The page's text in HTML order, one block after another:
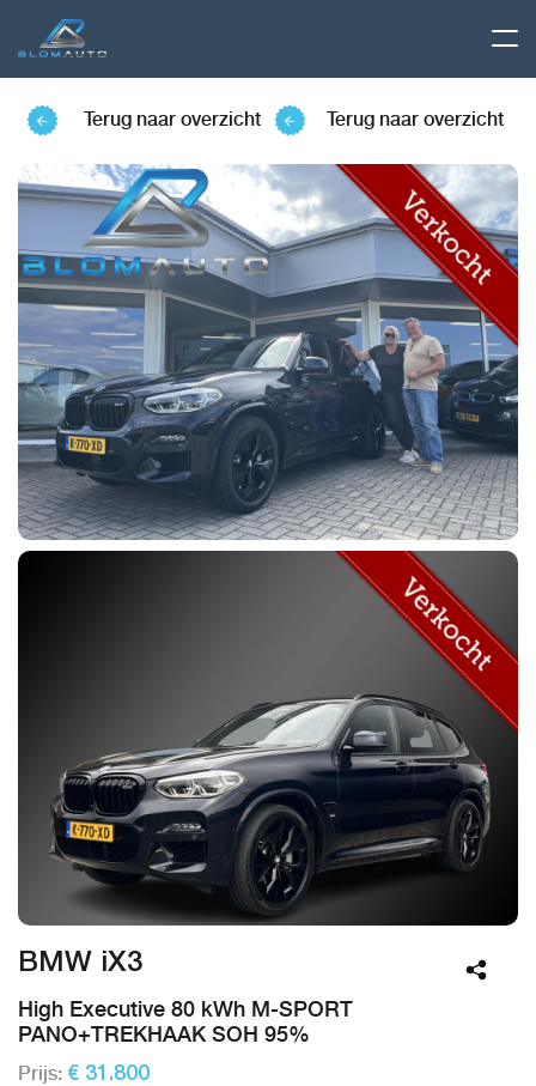
Terug naar overzicht Terug naar overzicht
BMW iX3
High Executive 80 kWh M-SPORT
PANO+TREKHAAK SOH 95%
Prijs: € 31.800